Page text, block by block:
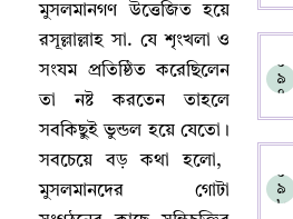
মুসলমানগণ উত্তেজিত হয়ে
রসূল্লাল্লাহ সা. যে শৃংখলা ও
সংযম প্রতিষ্ঠিত করেছিলেন
তা নষ্ট করতেন তাহলে
সবকিছুই ভুন্ডল হয়ে যেতো ।
সবচেয়ে বড় কথা হলো,
মুসলমানদের গোটা
০
৯
৭
০
৯
৮